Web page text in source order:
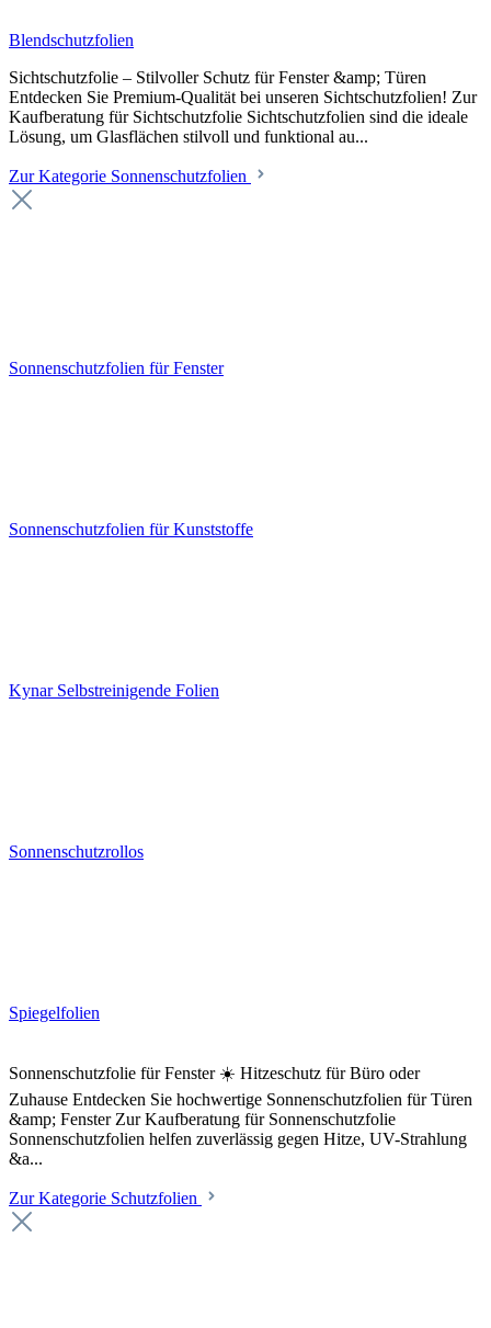
Blendschutzfolien
Sichtschutzfolie – Stilvoller Schutz für Fenster &amp; Türen
Entdecken Sie Premium-Qualität bei unseren Sichtschutzfolien! Zur
Kaufberatung für Sichtschutzfolie Sichtschutzfolien sind die ideale
Lösung, um Glasflächen stilvoll und funktional au...
Zur Kategorie Sonnenschutzfolien
Sonnenschutzfolien für Fenster
Sonnenschutzfolien für Kunststoffe
Kynar Selbstreinigende Folien
Sonnenschutzrollos
Spiegelfolien
Sonnenschutzfolie für Fenster ☀️ Hitzeschutz für Büro oder
Zuhause Entdecken Sie hochwertige Sonnenschutzfolien für Türen
&amp; Fenster Zur Kaufberatung für Sonnenschutzfolie
Sonnenschutzfolien helfen zuverlässig gegen Hitze, UV-Strahlung
&a...
Zur Kategorie Schutzfolien